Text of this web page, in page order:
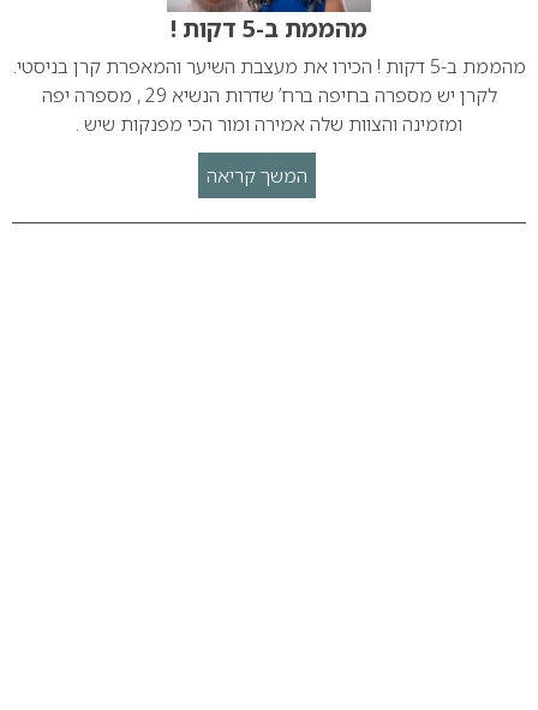
מהממת ב-5 דקות !
מהממת ב-5 דקות ! הכירו את מעצבת השיער והמאפרת קרן בניסטי.
לקרן יש מספרה בחיפה ברח’ שדרות הנשיא 29 , מספרה יפה
ומזמינה והצוות שלה אמירה ומור הכי מפנקות שיש .
המשך קריאה